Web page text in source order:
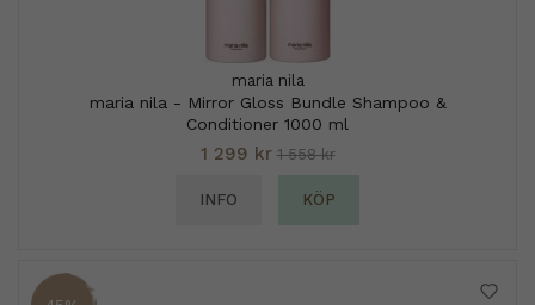
maria nila
maria nila - Mirror Gloss Bundle Shampoo &
Conditioner 1000 ml
1 299 kr 1 558 kr
INFO KÖP